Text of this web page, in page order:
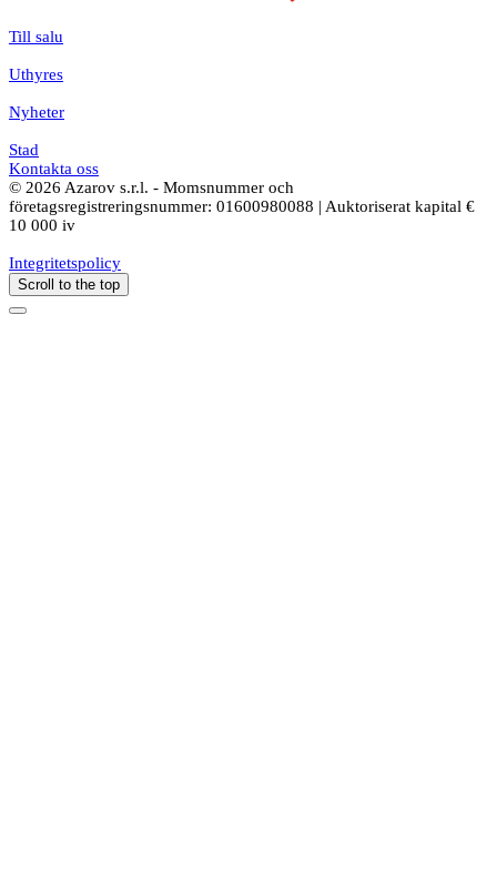
Till salu
Uthyres
Nyheter
Stad
Kontakta oss
© 2026 Azarov s.r.l. - Momsnummer och
företagsregistreringsnummer: 01600980088 | Auktoriserat kapital €
10 000 iv
Integritetspolicy
Scroll to the top